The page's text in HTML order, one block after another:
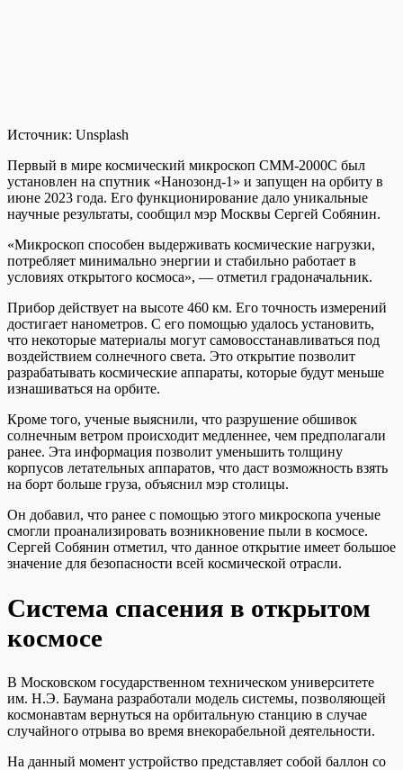
Источник: Unsplash
Первый в мире космический микроскоп СММ-2000С был
установлен на спутник «Нанозонд-1» и запущен на орбиту в
июне 2023 года. Его функционирование дало уникальные
научные результаты, сообщил мэр Москвы Сергей Собянин.
«Микроскоп способен выдерживать космические нагрузки,
потребляет минимально энергии и стабильно работает в
условиях открытого космоса», — отметил градоначальник.
Прибор действует на высоте 460 км. Его точность измерений
достигает нанометров. С его помощью удалось установить,
что некоторые материалы могут самовосстанавливаться под
воздействием солнечного света. Это открытие позволит
разрабатывать космические аппараты, которые будут меньше
изнашиваться на орбите.
Кроме того, ученые выяснили, что разрушение обшивок
солнечным ветром происходит медленнее, чем предполагали
ранее. Эта информация позволит уменьшить толщину
корпусов летательных аппаратов, что даст возможность взять
на борт больше груза, объяснил мэр столицы.
Он добавил, что ранее с помощью этого микроскопа ученые
смогли проанализировать возникновение пыли в космосе.
Сергей Собянин отметил, что данное открытие имеет большое
значение для безопасности всей космической отрасли.
Система спасения в открытом
космосе
В Московском государственном техническом университете
им. Н.Э. Баумана разработали модель системы, позволяющей
космонавтам вернуться на орбитальную станцию в случае
случайного отрыва во время внекорабельной деятельности.
На данный момент устройство представляет собой баллон со